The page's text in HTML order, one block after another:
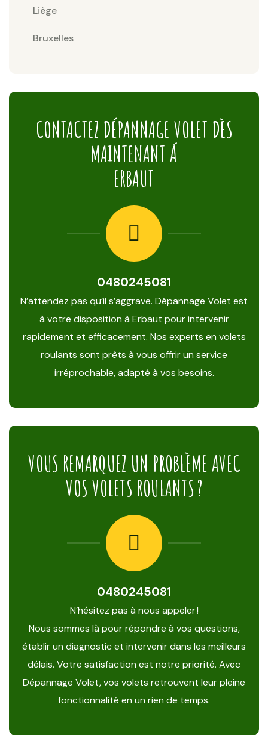
Liège
Bruxelles
CONTACTEZ DÉPANNAGE VOLET DÈS
MAINTENANT Á
ERBAUT
0480245081
N’attendez pas qu’il s’aggrave. Dépannage Volet est
à votre disposition à Erbaut pour intervenir
rapidement et efficacement. Nos experts en volets
roulants sont prêts à vous offrir un service
irréprochable, adapté à vos besoins.
VOUS REMARQUEZ UN PROBLÈME AVEC
VOS VOLETS ROULANTS ?
0480245081
N’hésitez pas à nous appeler !
Nous sommes là pour répondre à vos questions,
établir un diagnostic et intervenir dans les meilleurs
délais. Votre satisfaction est notre priorité. Avec
Dépannage Volet, vos volets retrouvent leur pleine
fonctionnalité en un rien de temps.